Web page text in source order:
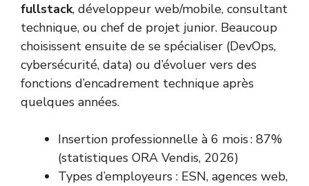
fullstack, développeur web/mobile, consultant
technique, ou chef de projet junior. Beaucoup
choisissent ensuite de se spécialiser (DevOps,
cybersécurité, data) ou d’évoluer vers des
fonctions d’encadrement technique après
quelques années.
Insertion professionnelle à 6 mois : 87%
(statistiques ORA Vendis, 2026)
Types d’employeurs : ESN, agences web,